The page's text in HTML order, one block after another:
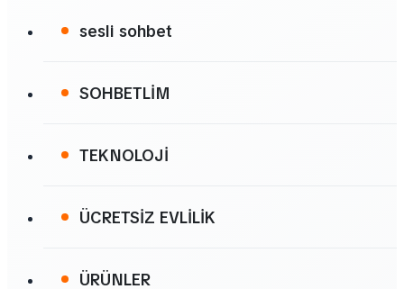
sesli sohbet
SOHBETLİM
TEKNOLOJİ
ÜCRETSİZ EVLİLİK
ÜRÜNLER